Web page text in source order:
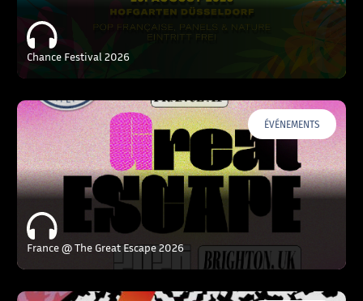
Chance Festival 2026
ÉVÉNEMENTS
France @ The Great Escape 2026